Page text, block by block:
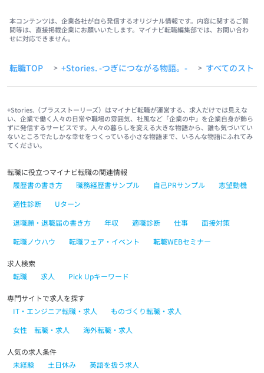
本コンテンツは、企業各社が自ら発信するオリジナル情報です。内容に関するご質
問等は、直接掲載企業にお願いいたします。マイナビ転職編集部では、お問い合わ
せに対応できません。
転職TOP > +Stories. -つぎにつながる物語。- > すべてのスト
+Stories.（プラスストーリーズ）はマイナビ転職が運営する、求人だけでは見えな
い、企業で働く人々の日常や職場の雰囲気、社風など「企業の中」を企業自身が飾ら
ずに発信するサービスです。人々の暮らしを変える大きな物語から、誰も気づいてい
ないところでたしかな幸せをつくっている小さな物語まで、いろんな物語にふれてみ
てください。
転職に役立つマイナビ転職の関連情報
履歴書の書き方
職務経歴書サンプル 自己PRサンプル
志望動機
適性診断
Uターン
退職願・退職届の書き方
年収 適職診断 仕事
面接対策
転職ノウハウ
転職フェア・イベント 転職WEBセミナー
求人検索
転職
求人 Pick Upキーワード
専門サイトで求人を探す
IT・エンジニア転職・求人
ものづくり転職・求人
女性 転職・求人
海外転職・求人
人気の求人条件
未経験
土日休み 英語を扱う求人